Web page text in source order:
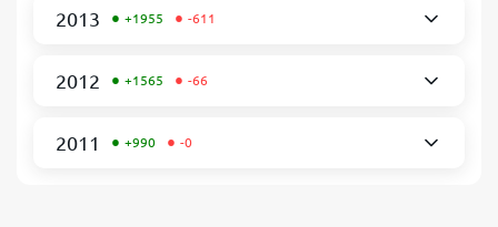
2013 • +1955 • -611
2012 • +1565 • -66
2011 • +990 • -0